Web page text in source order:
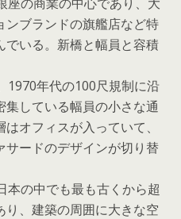
ンブランドの旗艦店など特
いる。新橋と幅員と容積
1970年代の100尺規制に沿
集している幅員の小さな通
オフィスが入っていて、
ードのデザインが切り替
本の中でも最も古くから超
、建築の周囲に大きな空